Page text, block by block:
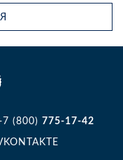
(800) 775-17-42